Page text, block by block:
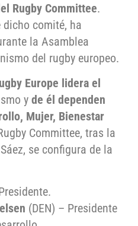
Rugby Committee.
dicho comité, ha
la Asamblea
del rugby europeo.
Europe lidera el
y de él dependen
Mujer, Bienestar
Committee, tras la
se configura de la
(DEN) – Presidente